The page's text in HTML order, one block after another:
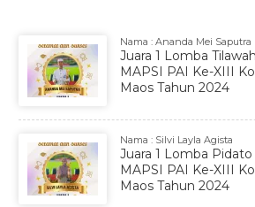
Nama : Ananda Mei Saputra
Juara 1 Lomba
MAPSI PAI Ke-XIII
Maos Tahun 2024
Nama : Silvi Layla Agista
Juara 1 Lomba
MAPSI PAI Ke-XIII
Maos Tahun 2024